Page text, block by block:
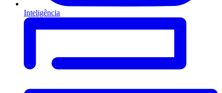
Inteligência